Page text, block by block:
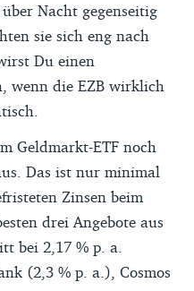
Nacht gegenseitig
sie sich eng nach
Du einen
wenn die EZB wirklich
Geldmarkt-ETF noch
Das ist nur minimal
Zinsen beim
drei Angebote aus
bei 2,17 % p. a.
(2,3 % p. a.), Cosmos